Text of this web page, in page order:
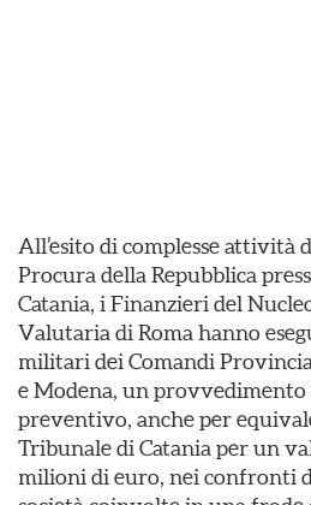
All’esito di complesse attività
Procura della Repubblica
Catania, i Finanzieri del
Valutaria di Roma hanno
militari dei Comandi
e Modena, un provvedimento
preventivo, anche per
Tribunale di Catania per un
milioni di euro, nei confronti